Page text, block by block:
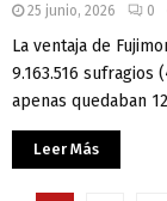
25 junio, 2026 0
La ventaja de
9.163.516 sufragios
apenas quedaban
Leer Más